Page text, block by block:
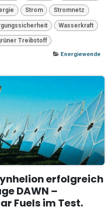
Strom Stromnetz
Wasserkraft
Treibstoff
Energiewende
erfolgreich
DAWN –
Fuels im Test.